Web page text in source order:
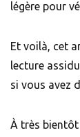
légère pour
Et voilà, cet
lecture
si vous avez
À très bientôt